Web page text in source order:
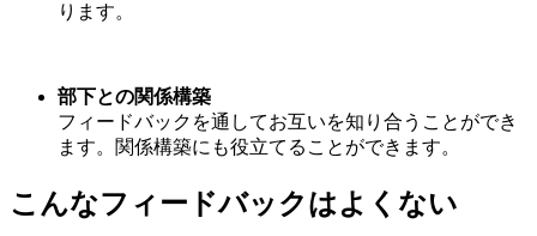
ります。
部下との関係構築
フィードバックを通してお互いを知り合うことができ
ます。関係構築にも役立てることができます。
こんなフィードバックはよくない